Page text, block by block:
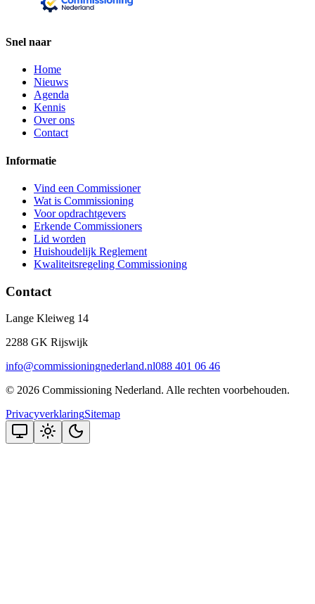
Snel naar
Home
Nieuws
Agenda
Kennis
Over ons
Contact
Informatie
Vind een Commissioner
Wat is Commissioning
Voor opdrachtgevers
Erkende Commissioners
Lid worden
Huishoudelijk Reglement
Kwaliteitsregeling Commissioning
Contact
Lange Kleiweg 14
2288 GK Rijswijk
info@commissioningnederland.nl088 401 06 46
© 2026 Commissioning Nederland. Alle rechten voorbehouden.
PrivacyverklaringSitemap